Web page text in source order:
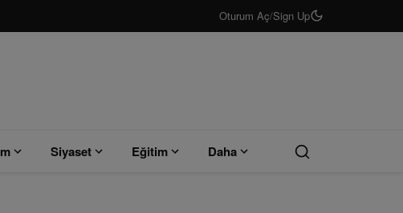
Oturum Aç/Sign Up
Siyaset Eğitim Daha